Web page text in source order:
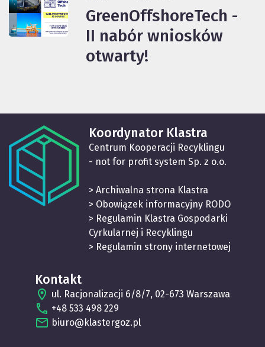
GreenOffshoreTech -
II nabór wniosków
otwarty!
Koordynator Klastra
Centrum Kooperacji Recyklingu
- not for profit system Sp. z o.o.
> Archiwalna strona Klastra
> Obowiązek informacyjny RODO
> Regulamin Klastra Gospodarki
Cyrkularnej i Recyklingu
> Regulamin strony internetowej
Kontakt
ul. Racjonalizacji 6/8/7, 02-673 Warszawa
+48 533 498 229
biuro@klastergoz.pl